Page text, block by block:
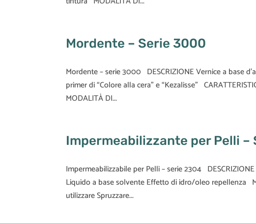
Mordente – Serie 3000
Mordente – serie 3000 DESCRIZIONE Vernice a base
primer di “Colore alla cera” e “Kezalisse”
MODALITÀ DI...
Impermeabilizzante per Pelli –
Impermeabilizzabile per Pelli – serie 2304
Liquido a base solvente Effetto di idro/oleo repellenza
utilizzare Spruzzare...